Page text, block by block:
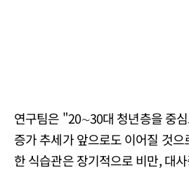
연구팀은 "20∼30대 청년층을 중
증가 추세가 앞으로도 이어질 것
한 식습관은 장기적으로 비만, 대